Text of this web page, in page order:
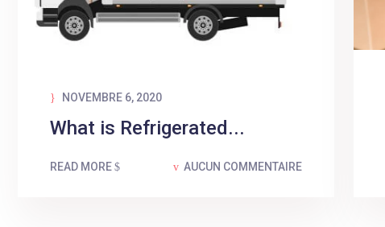
NOVEMBRE 6, 2020
What is Refrigerated...
READ MORE AUCUN COMMENTAIRE